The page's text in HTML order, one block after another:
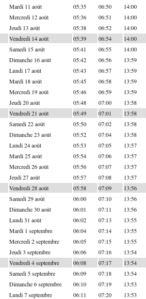
Mardi 11 août 05:35 06:50 14:00
Mercredi 12 août 05:36 06:51 14:00
Jeudi 13 août 05:38 06:52 14:00
Vendredi 14 août 05:39 06:54 14:00
Samedi 15 août 05:41 06:55 14:00
Dimanche 16 août 05:42 06:56 13:59
Lundi 17 août 05:43 06:57 13:59
Mardi 18 août 05:45 06:58 13:59
Mercredi 19 août 05:46 06:59 13:59
Jeudi 20 août 05:48 07:00 13:58
Vendredi 21 août 05:49 07:01 13:58
Samedi 22 août 05:50 07:02 13:58
Dimanche 23 août 05:52 07:04 13:58
Lundi 24 août 05:53 07:05 13:57
Mardi 25 août 05:54 07:06 13:57
Mercredi 26 août 05:56 07:07 13:57
Jeudi 27 août 05:57 07:08 13:57
Vendredi 28 août 05:58 07:09 13:56
Samedi 29 août 06:00 07:10 13:56
Dimanche 30 août 06:01 07:11 13:56
Lundi 31 août 06:02 07:13 13:55
Mardi 1 septembre 06:04 07:14 13:55
Mercredi 2 septembre 06:05 07:15 13:55
Jeudi 3 septembre 06:06 07:16 13:54
Vendredi 4 septembre 06:08 07:17 13:54
Samedi 5 septembre 06:09 07:18 13:54
Dimanche 6 septembre 06:10 07:19 13:53
Lundi 7 septembre 06:11 07:20 13:53